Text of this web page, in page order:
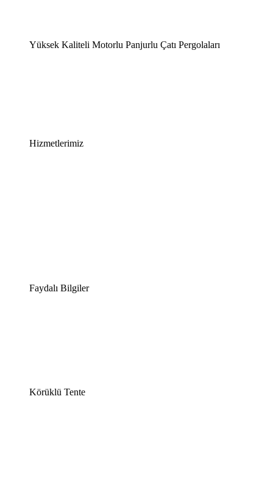
Yüksek Kaliteli Motorlu Panjurlu Çatı Pergolaları
Hizmetlerimiz
Faydalı Bilgiler
Körüklü Tente